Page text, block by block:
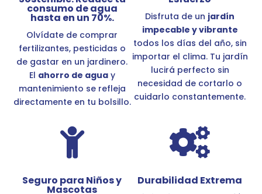
consumo de agua
hasta en un 70%.
Olvídate de comprar
fertilizantes, pesticidas o
de gastar en un jardinero.
El ahorro de aguay
mantenimiento se refleja
directamente en tu bolsillo.
Disfruta de un jardín
impecable y vibrante
todos los días del año, sin
importar el clima. Tu jardín
lucirá perfecto sin
necesidad de cortarlo o
cuidarlo constantemente.

Seguro para Niños y
Mascotas

Durabilidad Extrema